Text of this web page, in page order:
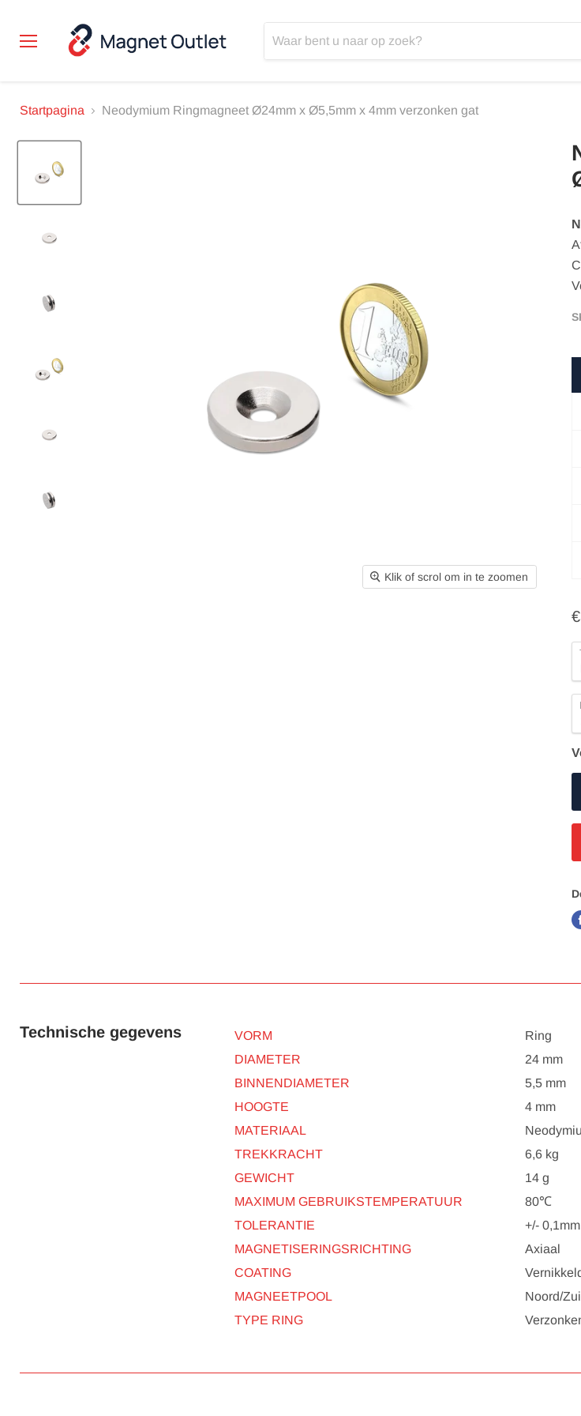
Startpagina Neodymium Ringmagneet Ø24mm x Ø5,5mm x 4mm verzonken gat
Klik of scrol om in te zoomen
Technische gegevens VORM
Ring
DIAMETER
24 mm
BINNENDIAMETER
5,5 mm
HOOGTE
4 mm
MATERIAAL
TREKKRACHT
6,6 kg
GEWICHT
14 g
MAXIMUM GEBRUIKSTEMPERATUUR
80℃
TOLERANTIE
+/- 0,1mm
MAGNETISERINGSRICHTING
Axiaal
COATING
MAGNEETPOOL
Noord/
TYPE RING